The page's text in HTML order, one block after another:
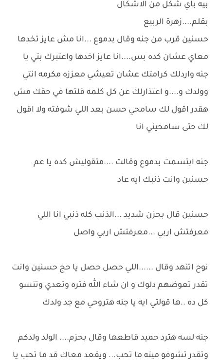
بيه باي شكل من الاشكال
بقلم....زهرة الربيع
حسنين قرب من جنه وقال بدموع ...انا مش عايز تخدها
معاي عشان كده بس....انا عايز اخدها واعتبرك بتي يا
جنه واردلك كرامتك عشان تعيشي معززه مكرمه انتي
وولدك و....و اعتذارلك عن كل كلمه قلتها في حقك مش
هقدر اقول لك سامحي حسن بعد اللي شوفته ولا اقول
لك حتى سامحيني انا
جنه ابتسمت بدموع وقالت ....متقوليش كده يا عم
حسنين وانت ذنبك ايه عاد
حسنين قال بحزن شديد ...الذنب كله ذنبي انا اللي
معرفتش اربي ...معرفتش اربي واصل
نوح اتنهد وقال ......اللي حصل حصل يا حج حسنين وانت
تقدر تعوضهم دلوك و ان شاء الله فتره وتعدي وتنسو
كل ده ..ها قولتي ايه يا جنه هتروحي مع جد ولدك
جنه لسه هترد حميد قاطعها وقال بحزم.... الولد ولدكم
وتقدر تشوفو ميته ما تحب... ويقعد معاك قد ما تحب يا